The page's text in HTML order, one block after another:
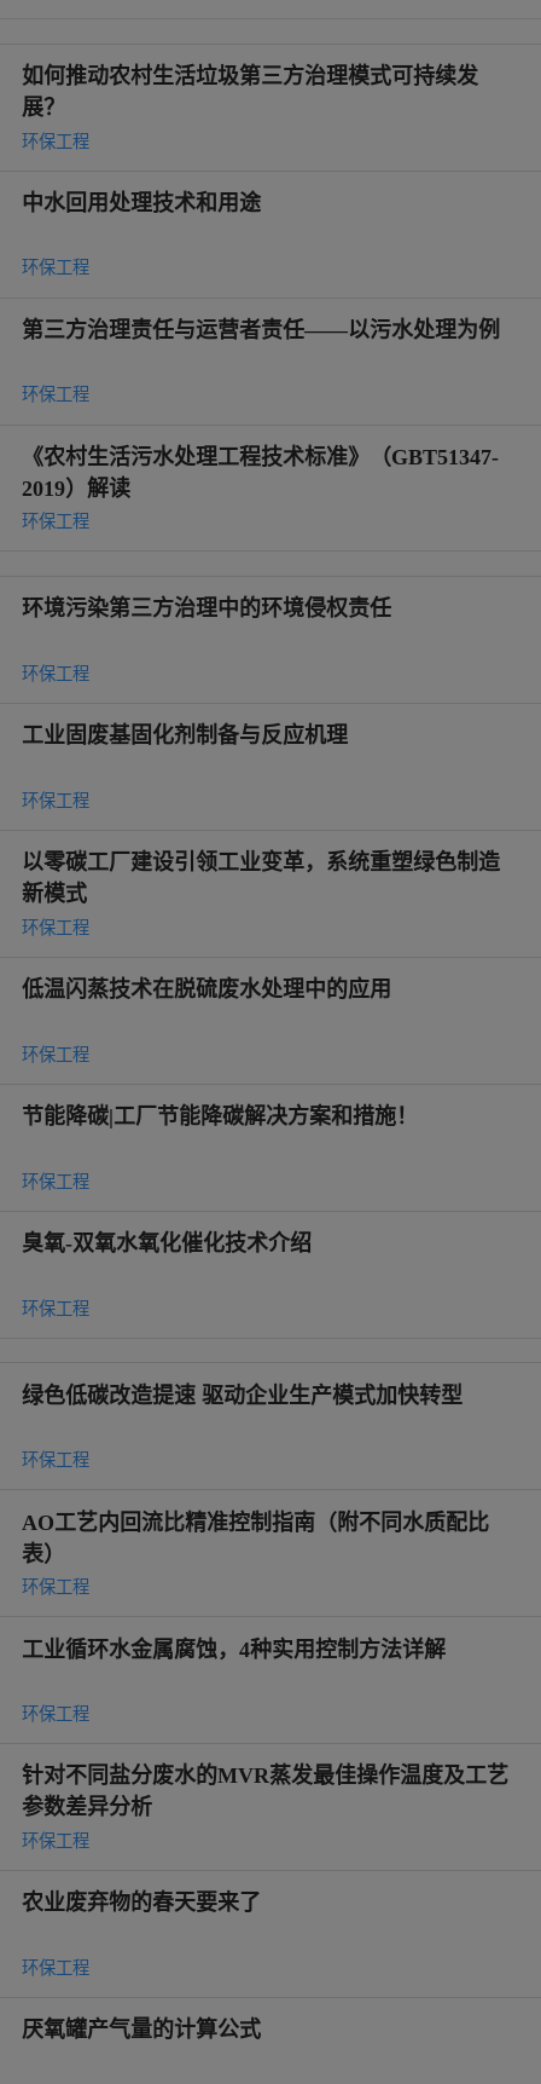
如何推动农村生活垃圾第三方治理模式可持续发
展？
环保工程
中水回用处理技术和用途
环保工程
第三方治理责任与运营者责任——以污水处理为例
环保工程
《农村生活污水处理工程技术标准》（GBT51347-
2019）解读
环保工程
环境污染第三方治理中的环境侵权责任
环保工程
工业固废基固化剂制备与反应机理
环保工程
以零碳工厂建设引领工业变革，系统重塑绿色制造
新模式
环保工程
低温闪蒸技术在脱硫废水处理中的应用
环保工程
节能降碳|工厂节能降碳解决方案和措施！
环保工程
臭氧-双氧水氧化催化技术介绍
环保工程
绿色低碳改造提速 驱动企业生产模式加快转型
环保工程
AO工艺内回流比精准控制指南（附不同水质配比
表）
环保工程
工业循环水金属腐蚀，4种实用控制方法详解
环保工程
针对不同盐分废水的MVR蒸发最佳操作温度及工艺
参数差异分析
环保工程
农业废弃物的春天要来了
环保工程
厌氧罐产气量的计算公式